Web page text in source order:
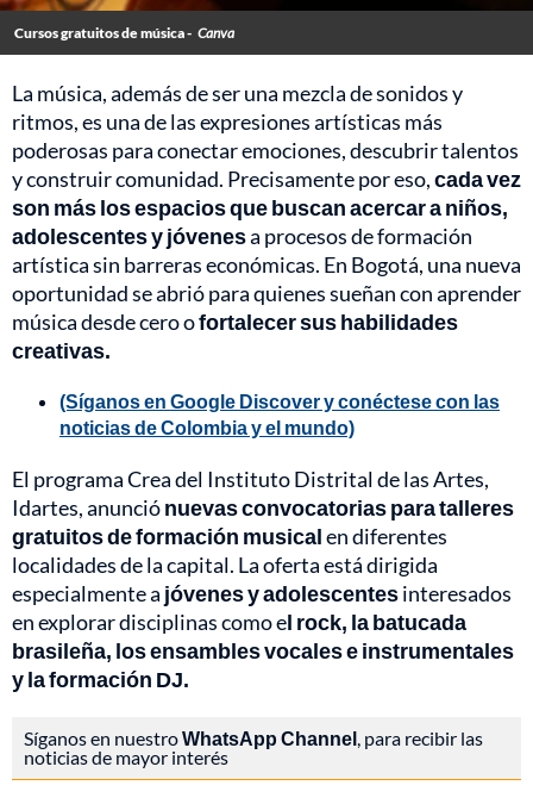
Cursos gratuitos de música - Canva
La música, además de ser una mezcla de sonidos y
ritmos, es una de las expresiones artísticas más
poderosas para conectar emociones, descubrir talentos
y construir comunidad. Precisamente por eso,cada vez
son más los espacios que buscan acercar a niños,
adolescentes y jóvenesa procesos de formación
artística sin barreras económicas. En Bogotá, una nueva
oportunidad se abrió para quienes sueñan con aprender
música desde cero ofortalecer sus habilidades
creativas.
(Síganos en Google Discover y conéctese con las
noticias de Colombia y el mundo)
El programa Crea del Instituto Distrital de las Artes,
Idartes, anunciónuevas convocatorias para talleres
gratuitos de formación musicalen diferentes
localidades de la capital. La oferta está dirigida
especialmente a jóvenes y adolescentesinteresados
en explorar disciplinas como el rock, la batucada
brasileña, los ensambles vocales e instrumentales
y la formación DJ.
Síganos en nuestroWhatsApp Channel, para recibir las
noticias de mayor interés